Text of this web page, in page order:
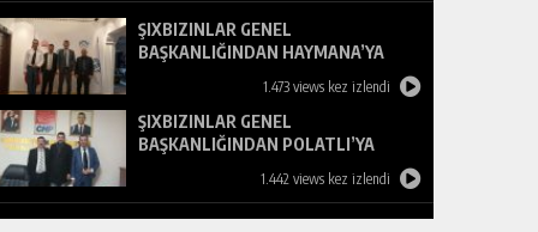
ŞIXBIZINLAR GENEL
BAŞKANLIĞINDAN HAYMANA’YA
1.473 views kez izlendi
ŞIXBIZINLAR GENEL
BAŞKANLIĞINDAN POLATLI’YA
1.442 views kez izlendi